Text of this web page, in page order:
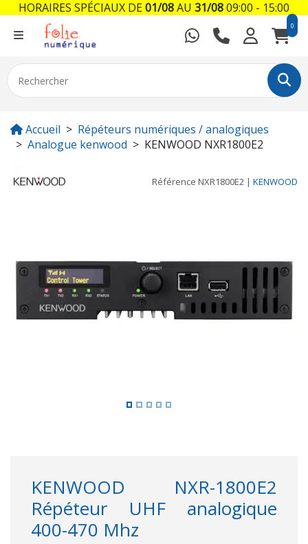
0
Accueil
Répéteurs numériques / analogiques
Analogue kenwood
KENWOOD NXR1800E2
Référence NXR1800E2 | KENWOOD
Previous Next
KENWOOD NXR-1800E2
Répéteur UHF analogique
400-470 Mhz
HORAIRES SPÉCIAUX DE01/08AU 31/0809:00 - 15:00